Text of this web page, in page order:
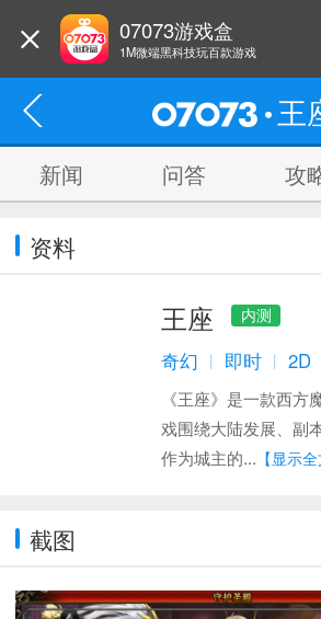
07073游戏盒
1M微端黑科技玩百款游戏
王
新闻 问答 攻
资料
王座 内测
奇幻 丨 即时 丨 2D
《王座》是一款西方
戏围绕大陆发展、副
作为城主的... 【显示全
截图